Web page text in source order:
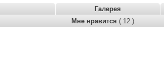
Галерея
Мне нравится ( 12 )